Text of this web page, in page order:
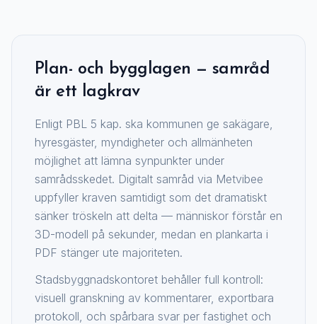
Plan- och bygglagen — samråd
är ett lagkrav
Enligt PBL 5 kap. ska kommunen ge sakägare,
hyresgäster, myndigheter och allmänheten
möjlighet att lämna synpunkter under
samrådsskedet. Digitalt samråd via Metvibee
uppfyller kraven samtidigt som det dramatiskt
sänker tröskeln att delta — människor förstår en
3D-modell på sekunder, medan en plankarta i
PDF stänger ute majoriteten.
Stadsbyggnadskontoret behåller full kontroll:
visuell granskning av kommentarer, exportbara
protokoll, och spårbara svar per fastighet och